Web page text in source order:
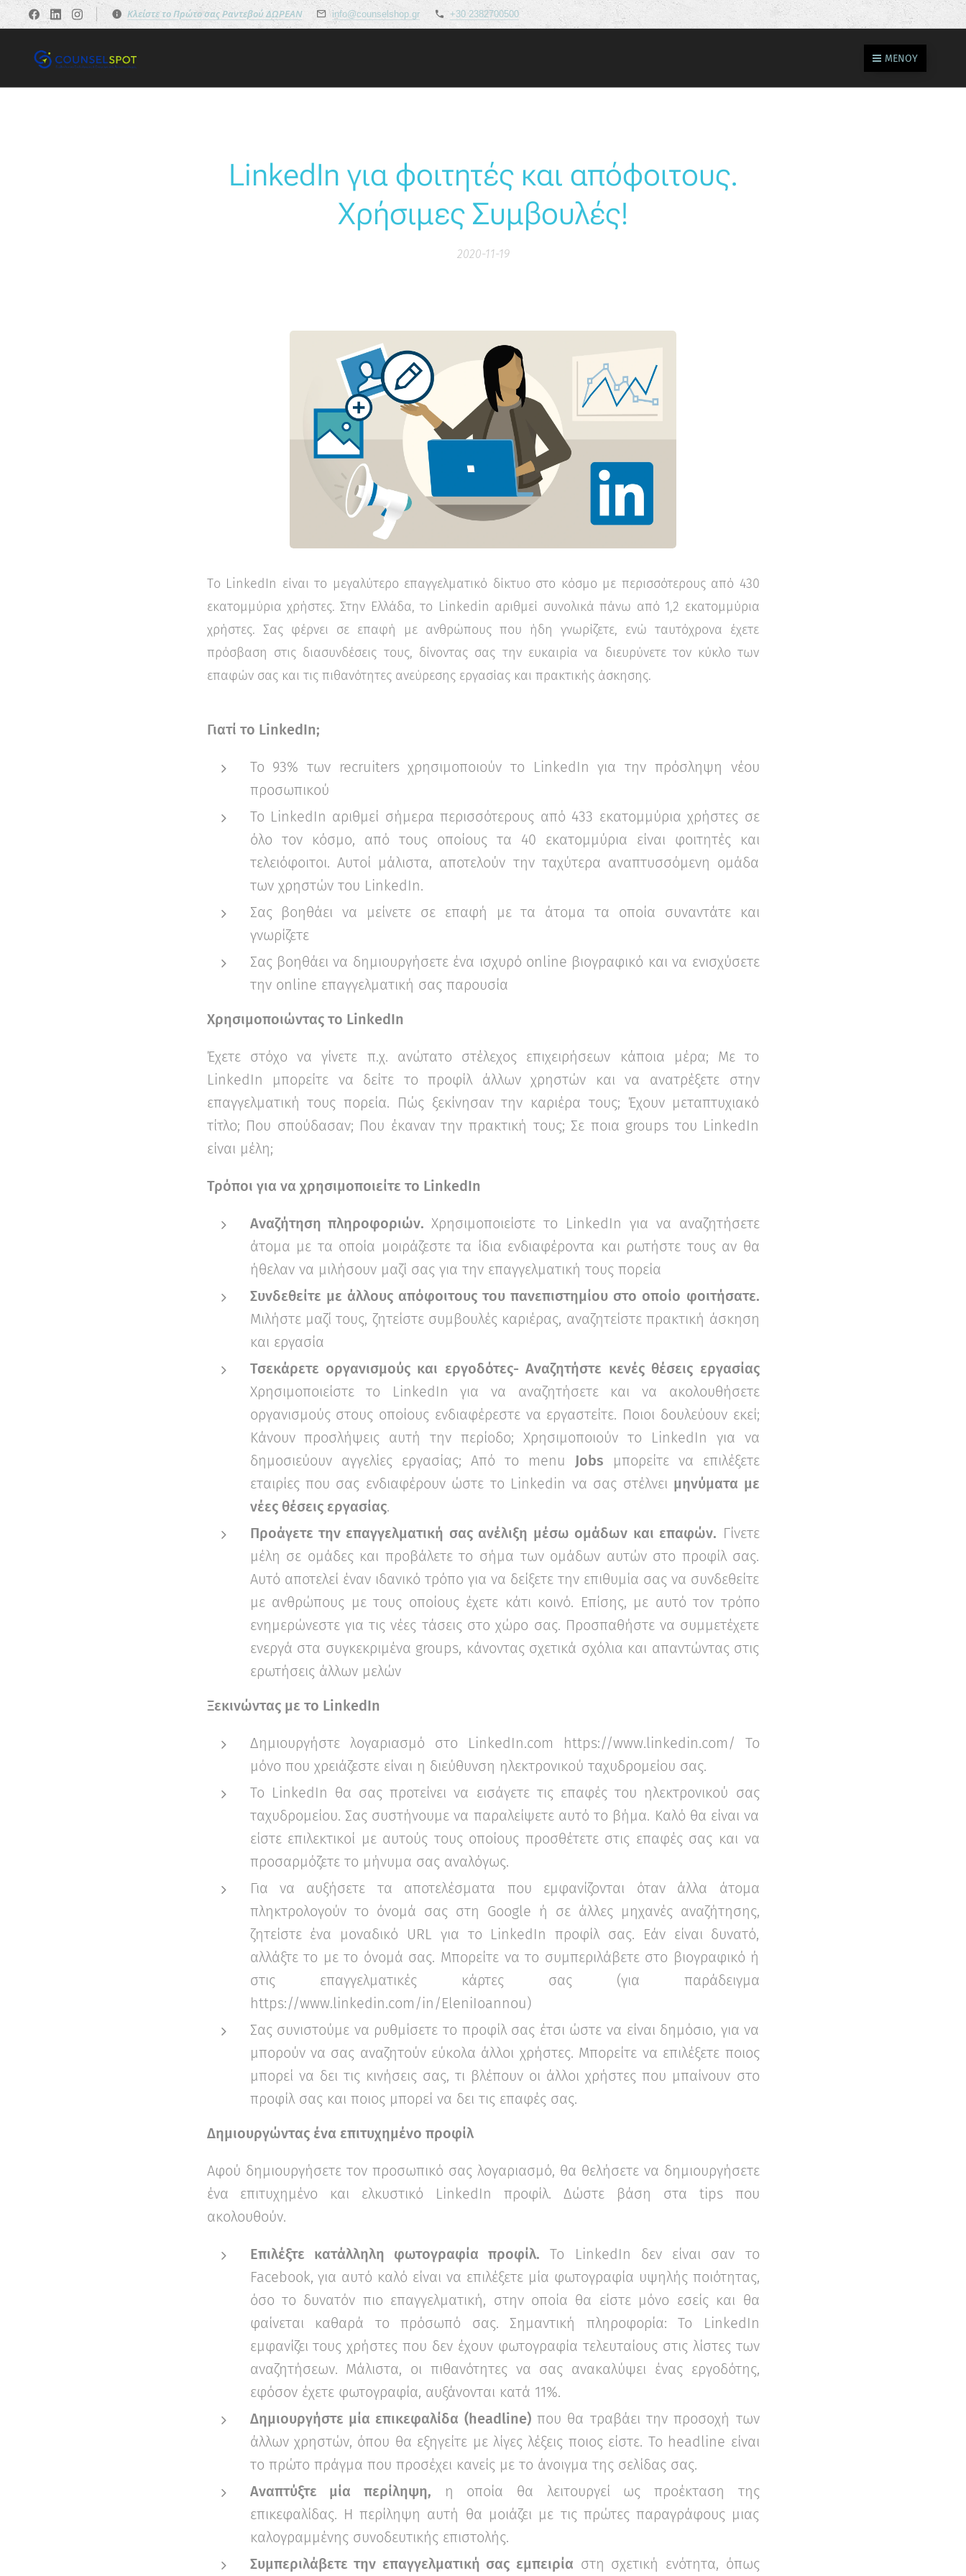
✖
Κάνε το Δωρεάν Τεστ
Επαγγελματικού
Προσανατολισμού!
Ανακάλυψε τις πραγματικές σου
δυνατότητες και σχεδίασε την ιδανική
καριέρα.
Κλείστε το Πρώτο σας Ραντεβού ΔΩΡΕΑΝ info@counselshop.gr +30 2382700500
ΜΕΝΟΎ
LinkedIn για φοιτητές και απόφοιτους.
Χρήσιμες Συμβουλές!
2020-11-19
Tο LinkedIn είναι το μεγαλύτερο επαγγελματικό δίκτυο στο κόσμο με περισσότερους από 430
εκατομμύρια χρήστες. Στην Ελλάδα, το Linkedin αριθμεί συνολικά πάνω από 1,2 εκατομμύρια
χρήστες. Σας φέρνει σε επαφή με ανθρώπους που ήδη γνωρίζετε, ενώ ταυτόχρονα έχετε
πρόσβαση στις διασυνδέσεις τους, δίνοντας σας την ευκαιρία να διευρύνετε τον κύκλο των
επαφών σας και τις πιθανότητες ανεύρεσης εργασίας και πρακτικής άσκησης.
Γιατί το LinkedIn;
Το 93% των recruiters χρησιμοποιούν το LinkedIn για την πρόσληψη νέου
προσωπικού
Το LinkedIn αριθμεί σήμερα περισσότερους από 433 εκατομμύρια χρήστες σε
όλο τον κόσμο, από τους οποίους τα 40 εκατομμύρια είναι φοιτητές και
τελειόφοιτοι. Αυτοί μάλιστα, αποτελούν την ταχύτερα αναπτυσσόμενη ομάδα
των χρηστών του LinkedIn.
Σας βοηθάει να μείνετε σε επαφή με τα άτομα τα οποία συναντάτε και
γνωρίζετε
Σας βοηθάει να δημιουργήσετε ένα ισχυρό online βιογραφικό και να ενισχύσετε
την online επαγγελματική σας παρουσία
Χρησιμοποιώντας το LinkedIn
Έχετε στόχο να γίνετε π.χ. ανώτατο στέλεχος επιχειρήσεων κάποια μέρα; Με το
LinkedIn μπορείτε να δείτε το προφίλ άλλων χρηστών και να ανατρέξετε στην
επαγγελματική τους πορεία. Πώς ξεκίνησαν την καριέρα τους; Έχουν μεταπτυχιακό
τίτλο; Που σπούδασαν; Που έκαναν την πρακτική τους; Σε ποια groups του LinkedΙn
είναι μέλη;
Τρόποι για να χρησιμοποιείτε το LinkedIn
Αναζήτηση πληροφοριών.Χρησιμοποιείστε το LinkedIn για να αναζητήσετε
άτομα με τα οποία μοιράζεστε τα ίδια ενδιαφέροντα και ρωτήστε τους αν θα
ήθελαν να μιλήσουν μαζί σας για την επαγγελματική τους πορεία
Συνδεθείτε με άλλους απόφοιτους του πανεπιστημίου στο οποίο φοιτήσατε.
Μιλήστε μαζί τους, ζητείστε συμβουλές καριέρας, αναζητείστε πρακτική άσκηση
και εργασία
Τσεκάρετε οργανισμούς και εργοδότες- Αναζητήστε κενές θέσεις εργασίας
Χρησιμοποιείστε το LinkedIn για να αναζητήσετε και να ακολουθήσετε
οργανισμούς στους οποίους ενδιαφέρεστε να εργαστείτε. Ποιοι δουλεύουν εκεί;
Κάνουν προσλήψεις αυτή την περίοδο; Χρησιμοποιούν το LinkedIn για να
δημοσιεύουν αγγελίες εργασίας; Από το menu Jobs μπορείτε να επιλέξετε
εταιρίες που σας ενδιαφέρουν ώστε το Linkedin να σας στέλνει μηνύματα με
νέες θέσεις εργασίας.
Προάγετε την επαγγελματική σας ανέλιξη μέσω ομάδων και επαφών. Γίνετε
μέλη σε ομάδες και προβάλετε το σήμα των ομάδων αυτών στο προφίλ σας.
Αυτό αποτελεί έναν ιδανικό τρόπο για να δείξετε την επιθυμία σας να συνδεθείτε
με ανθρώπους με τους οποίους έχετε κάτι κοινό. Επίσης, με αυτό τον τρόπο
ενημερώνεστε για τις νέες τάσεις στο χώρο σας. Προσπαθήστε να συμμετέχετε
ενεργά στα συγκεκριμένα groups, κάνοντας σχετικά σχόλια και απαντώντας στις
ερωτήσεις άλλων μελών
Ξεκινώντας με το LinkedIn
Δημιουργήστε λογαριασμό στο LinkedIn.com https://www.linkedin.com/ Το
μόνο που χρειάζεστε είναι η διεύθυνση ηλεκτρονικού ταχυδρομείου σας.
Το LinkedIn θα σας προτείνει να εισάγετε τις επαφές του ηλεκτρονικού σας
ταχυδρομείου. Σας συστήνουμε να παραλείψετε αυτό το βήμα. Καλό θα είναι να
είστε επιλεκτικοί με αυτούς τους οποίους προσθέτετε στις επαφές σας και να
προσαρμόζετε το μήνυμα σας αναλόγως.
Για να αυξήσετε τα αποτελέσματα που εμφανίζονται όταν άλλα άτομα
πληκτρολογούν το όνομά σας στη Google ή σε άλλες μηχανές αναζήτησης,
ζητείστε ένα μοναδικό URL για το LinkedIn προφίλ σας. Εάν είναι δυνατό,
αλλάξτε το με το όνομά σας. Μπορείτε να το συμπεριλάβετε στο βιογραφικό ή
στις επαγγελματικές κάρτες σας (για παράδειγμα
https://www.linkedin.com/in/EleniIoannou)
Σας συνιστούμε να ρυθμίσετε το προφίλ σας έτσι ώστε να είναι δημόσιο, για να
μπορούν να σας αναζητούν εύκολα άλλοι χρήστες. Μπορείτε να επιλέξετε ποιος
μπορεί να δει τις κινήσεις σας, τι βλέπουν οι άλλοι χρήστες που μπαίνουν στο
προφίλ σας και ποιος μπορεί να δει τις επαφές σας.
Δημιουργώντας ένα επιτυχημένο προφίλ
Αφού δημιουργήσετε τον προσωπικό σας λογαριασμό, θα θελήσετε να δημιουργήσετε
ένα επιτυχημένο και ελκυστικό LinkedIn προφίλ. Δώστε βάση στα tips που
ακολουθούν.
Επιλέξτε κατάλληλη φωτογραφία προφίλ. To LinkedIn δεν είναι σαν το
Facebook, για αυτό καλό είναι να επιλέξετε μία φωτογραφία υψηλής ποιότητας,
όσο το δυνατόν πιο επαγγελματική, στην οποία θα είστε μόνο εσείς και θα
φαίνεται καθαρά το πρόσωπό σας. Σημαντική πληροφορία: Το LinkedIn
εμφανίζει τους χρήστες που δεν έχουν φωτογραφία τελευταίους στις λίστες των
αναζητήσεων. Μάλιστα, οι πιθανότητες να σας ανακαλύψει ένας εργοδότης,
εφόσον έχετε φωτογραφία, αυξάνονται κατά 11%.
Δημιουργήστε μία επικεφαλίδα (headline)που θα τραβάει την προσοχή των
άλλων χρηστών, όπου θα εξηγείτε με λίγες λέξεις ποιος είστε. To headline είναι
το πρώτο πράγμα που προσέχει κανείς με το άνοιγμα της σελίδας σας.
Αναπτύξτε μία περίληψη, η οποία θα λειτουργεί ως προέκταση της
επικεφαλίδας. Η περίληψη αυτή θα μοιάζει με τις πρώτες παραγράφους μιας
καλογραμμένης συνοδευτικής επιστολής.
Συμπεριλάβετε την επαγγελματική σας εμπειρία στη σχετική ενότητα, όπως